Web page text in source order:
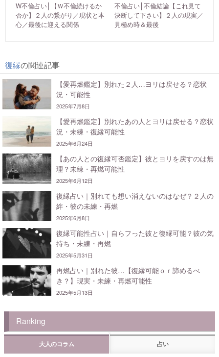
W不倫占い│【Ｗ不倫続けるか
否か】２人の繋がり／現状と本
心／最後に迎える関係
不倫占い│不倫結論【これ見て
決断して下さい】２人の現実／
見極め時＆最後
復縁の関連記事
【愛再燃鑑定】別れた２人…ヨリは戻せる？恋状
況・可能性
2025年7月8日
【愛再燃鑑定】別れたあの人とヨリは戻せる？恋状
況・未練・復縁可能性
2025年6月24日
【あの人との復縁可否鑑定】彼とヨリを戻すのは無
理？未練・再燃可能性
2025年6月12日
復縁占い｜別れても想い消えないのはなぜ？２人の
絆・彼の未練・再燃
2025年6月8日
復縁可能性占い｜自らフった彼と復縁可能？彼の気
持ち・未練・再燃
2025年5月31日
再燃占い｜別れた彼…【復縁可能ｏｒ諦めるべ
き？】現実・未練・再燃可能性
2025年5月13日
Ranking
大人のコラム 占い